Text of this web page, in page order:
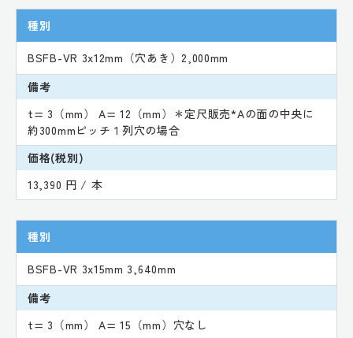
種別
BSFB-VR 3x12mm（穴あき）2,000mm
備考
t= 3（mm） A= 12（mm）＊定尺販売*Aの面の中央に
約300mmピッチ１列穴の場合
価格(税別)
13,390 円 / 本
種別
BSFB-VR 3x15mm 3,640mm
備考
t= 3（mm） A= 15（mm）穴なし